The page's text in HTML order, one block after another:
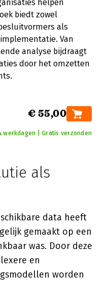
helpen
biedt zowel
als
Van
analyse bijdraagt
door het omzetten
€ 55,00
werkdagen | Gratis verzonden
als
data heeft
gemaakt op een
was. Door deze
en
worden